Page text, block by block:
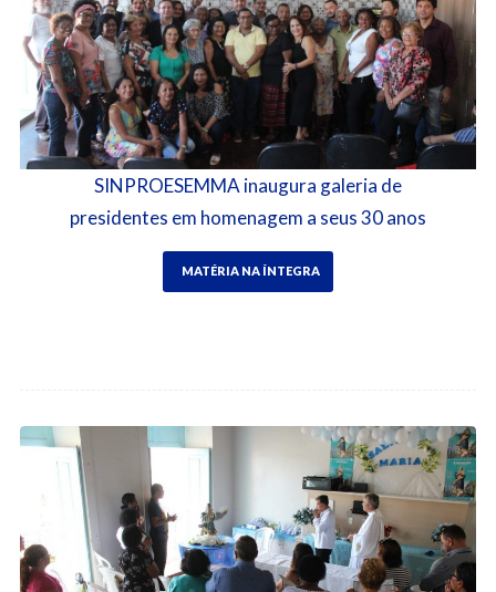
SINPROESEMMA inaugura galeria de
presidentes em homenagem a seus 30 anos
MATÉRIA NA ÍNTEGRA